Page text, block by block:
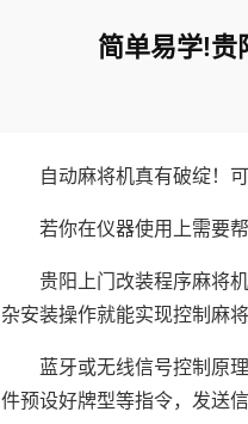
简单易学!贵
自动麻将机真有破绽！
若你在仪器使用上需要
贵阳上门改装程序麻将
杂安装操作就能实现控制麻
蓝牙或无线信号控制原
件预设好牌型等指令，发送